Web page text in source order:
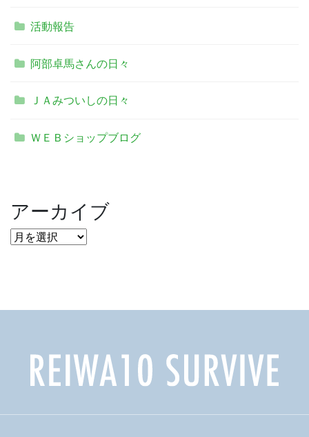
活動報告
阿部卓馬さんの日々
ＪＡみついしの日々
ＷＥＢショップブログ
アーカイブ
ア